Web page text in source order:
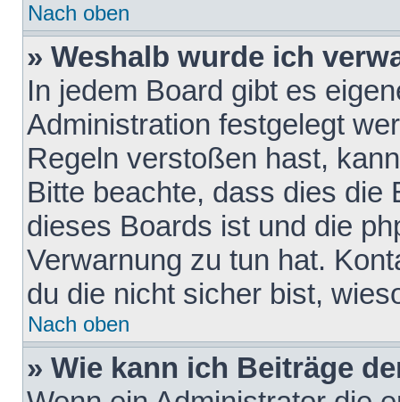
Nach oben
» Weshalb wurde ich
In jedem Board gibt es
Administration festgelegt
Regeln verstoßen hast,
Bitte beachte, dass dies die
dieses Boards ist und die
Verwarnung zu tun hat.
du die nicht sicher bist,
Nach oben
» Wie kann ich Beiträge